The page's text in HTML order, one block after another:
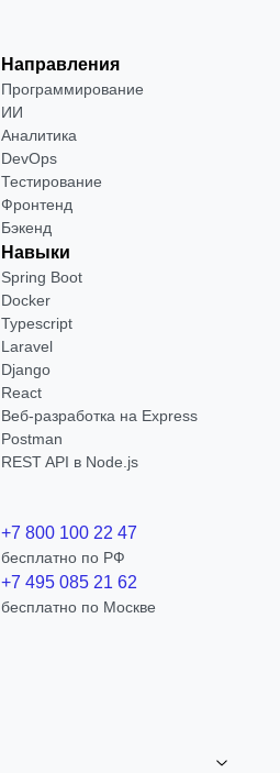
Направления
Программирование
ИИ
Аналитика
DevOps
Тестирование
Фронтенд
Бэкенд
Навыки
Spring Boot
Docker
Typescript
Laravel
Django
React
Веб-разработка на Express
Postman
REST API в Node.js
+7 800 100 22 47
бесплатно по РФ
+7 495 085 21 62
бесплатно по Москве